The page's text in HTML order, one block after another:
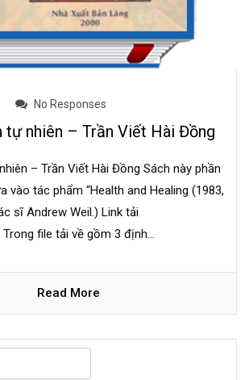
No Responses
tự nhiên – Trần Viết Hài Đồng
– Trần Viết Hài Đồng Sách này phần
vào tác phẩm “Health and Healing (1983,
sĩ Andrew Weil.) Link tải
file tải về gồm 3 định...
Read More